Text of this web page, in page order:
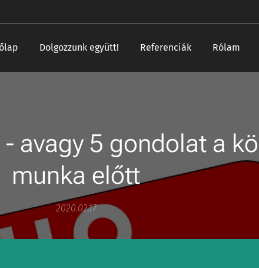
Dolgozzunk együtt! Referenciák Rólam
avagy 5 gondolat a
munka előtt
2020.02.17